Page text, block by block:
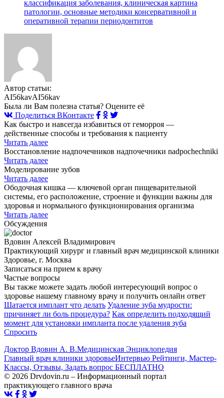
классификация заболевания, клиническая картина
патологии, основные методики консервативной и
оперативной терапии периодонтитов
Автор статьи:
AI56kavAI56kav
Была ли Вам полезна статья? Оцените её
Поделиться ВКонтакте
Как быстро и навсегда избавиться от геморроя —
действенные способы и требования к пациенту
Читать далее
Восстановление надпочечников надпочечники nadpochechniki
Читать далее
Моделирование зубов
Читать далее
Ободочная кишка — ключевой орган пищеварительной
системы, его расположение, строение и функции важны для
здоровья и нормального функционирования организма
Читать далее
Обсуждения
Вдовин Алексей Владимирович
Практикующий хирург и главный врач медицинской клиники
Здоровье, г. Москва
Записаться на прием к врачу
Частые вопросы
Вы также можете задать любой интересующий вопрос о
здоровье нашему главному врачу и получить онлайн ответ
Шатается имплант что делать Удаление зуба мудрости:
причиняет ли боль процедура? Как определить подходящий
момент для установки импланта после удаления зуба
Спросить
Доктор Вдовин А. В.Медицинская Энциклопедия
Главный врач клиники здоровьеИнтервью Рейтинги, Мастер-
Классы, Отзывы, Задать вопрос БЕСПЛАТНО
© 2026 Drvdovin.ru – Информационный портал
практикующего главного врача